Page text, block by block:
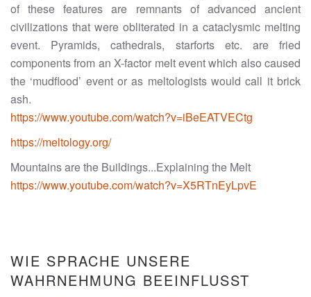
of these features are remnants of advanced ancient
civilizations that were obliterated in a cataclysmic melting
event. Pyramids, cathedrals, starforts etc. are fried
components from an X-factor melt event which also caused
the ‘mudflood’ event or as meltologists would call it brick
ash.
https://www.youtube.com/watch?v=iBeEATVECtg
https://meltology.org/
Mountains are the Buildings...Explaining the Melt
https://www.youtube.com/watch?v=X5RTnEyLpvE
WIE SPRACHE UNSERE
WAHRNEHMUNG BEEINFLUSST